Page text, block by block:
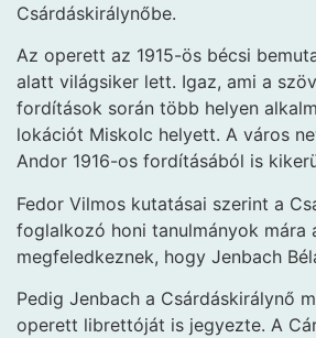
Csárdáskirálynőbe.
Az operett az 1915-ös bécsi
alatt világsiker lett. Igaz, ami a
fordítások során több helyen
lokációt Miskolc helyett. A város
Andor 1916-os fordításából is
Fedor Vilmos kutatásai szerint a
foglalkozó honi tanulmányok mára
megfeledkeznek, hogy Jenbach
Pedig Jenbach a Csárdáskirálynő
operett librettóját is jegyezte. A